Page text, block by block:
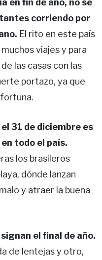
en fin de año, no se
corriendo por
El rito en este país
viajes y para
las casas con las
portazo, ya que
31 de diciembre es
todo el país.
los brasileros
dónde lanzan
y atraer la buena
el final de año.
de lentejas y otro,